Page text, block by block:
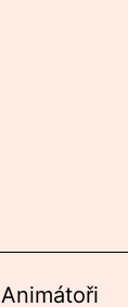
Animátoři